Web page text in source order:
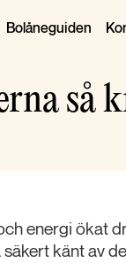
Bolåneguiden
så
energi ökat
känt av